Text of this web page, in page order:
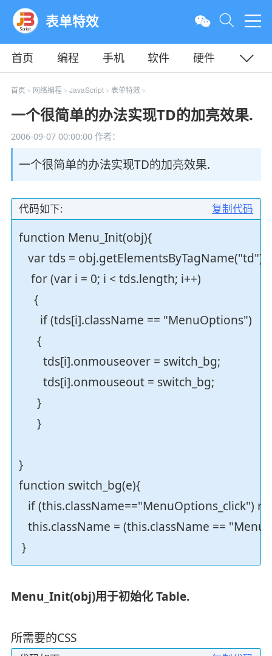
表单特效
首页 编程 手机 软件
硬件
教程
平面 服务器
首页 > 网络编程 > JavaScript> 表单特效 >
一个很简单的办法实现TD的加亮效果.
2006-09-07 00:00:00作者：
一个很简单的办法实现TD的加亮效果.
复制代码
代码如下:
function Menu_Init(obj){
var tds = obj.getElementsByTagName("td");
for (var i = 0; i < tds.length; i++)
{
if (tds[i].className == "MenuOptions")
{
tds[i].onmouseover = switch_bg;
tds[i].onmouseout = switch_bg;
}
}
}
function switch_bg(e){
if (this.className=="MenuOptions_click")
this.className = (this.className ==
}
Menu_Init(obj)用于初始化 Table.
所需要的CSS